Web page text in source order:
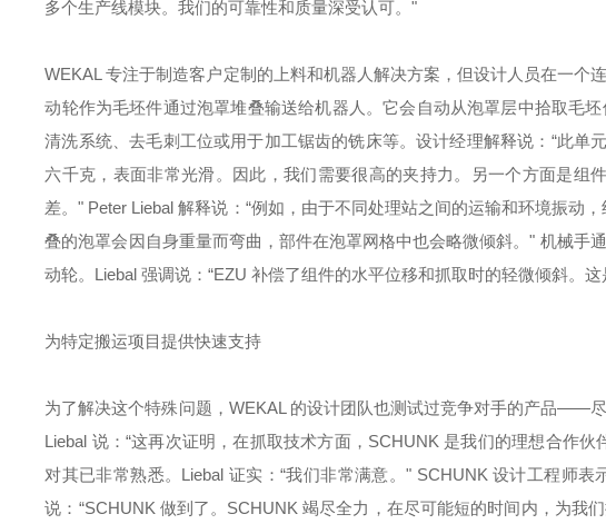
多个生产线模块。我们的可靠性和质量深受认可。"
WEKAL 专注于制造客户定制的上料和机器人解决方案，但设计人员在一
动轮作为毛坯件通过泡罩堆叠输送给机器人。它会自动从泡罩层中拾取毛
清洗系统、去毛刺工位或用于加工锯齿的铣床等。设计经理解释说：“此单
六千克，表面非常光滑。因此，我们需要很高的夹持力。另一个方面是组
差。" Peter Liebal 解释说：“例如，由于不同处理站之间的运输和环境振动
叠的泡罩会因自身重量而弯曲，部件在泡罩网格中也会略微倾斜。" 机械手
动轮。Liebal 强调说：“EZU 补偿了组件的水平位移和抓取时的轻微倾斜。
为特定搬运项目提供快速支持
为了解决这个特殊问题，WEKAL 的设计团队也测试过竞争对手的产品——
Liebal 说：“这再次证明，在抓取技术方面，SCHUNK 是我们的理想合作
对其已非常熟悉。Liebal 证实：“我们非常满意。" SCHUNK 设计工程师
说：“SCHUNK 做到了。SCHUNK 竭尽全力，在尽可能短的时间内，为